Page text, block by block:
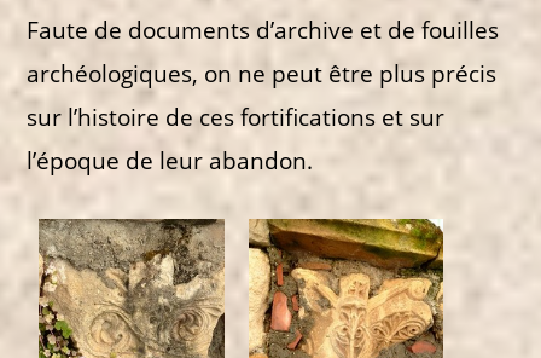
Faute de documents d’archive et de fouilles
archéologiques, on ne peut être plus précis
sur l’histoire de ces fortifications et sur
l’époque de leur abandon.